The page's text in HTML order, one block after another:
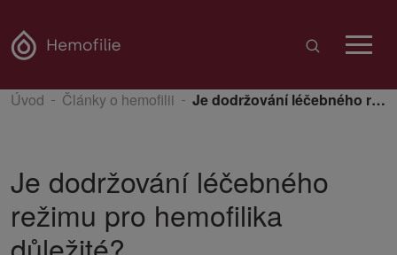
Úvod Články o hemofilii Je dodržování léčebného režimu pro hemofilika důležité?
Je dodržování léčebného
režimu pro hemofilika